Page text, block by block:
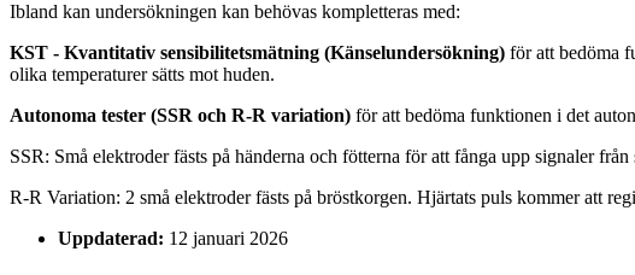
Ibland kan undersökningen kan behövas kompletteras med:
KST - Kvantitativ sensibilitetsmätning (Känselundersökning) för att bedöma
olika temperaturer sätts mot huden.
Autonoma tester (SSR och R-R variation) för att bedöma funktionen i det
SSR: Små elektroder fästs på händerna och fötterna för att fånga upp signaler
R-R Variation: 2 små elektroder fästs på bröstkorgen. Hjärtats puls kommer att
Uppdaterad: 12 januari 2026